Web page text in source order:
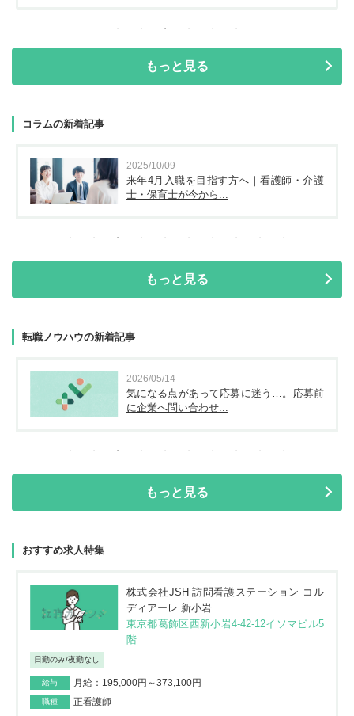
もっと見る
コラムの新着記事
2025/10/09
来年4月入職を目指す方へ｜看護師・介護
士・保育士が今から...
もっと見る
転職ノウハウの新着記事
2026/05/14
気になる点があって応募に迷う…。応募前
に企業へ問い合わせ...
もっと見る
おすすめ求人特集
株式会社JSH 訪問看護ステーション コル
ディアーレ 新小岩
東京都葛飾区西新小岩4-42-12イソマビル5
階
日勤のみ/夜勤なし
給与 月給：195,000円～373,100円
職種 正看護師